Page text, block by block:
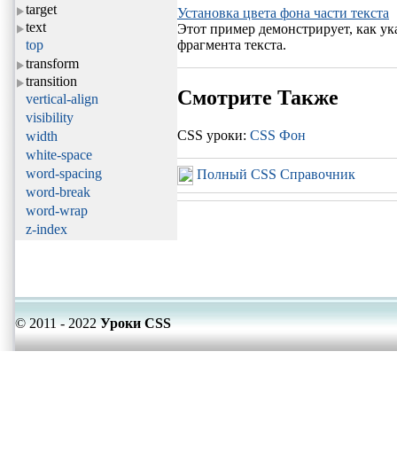
target
text
top
transform
transition
vertical-align
visibility
width
white-space
word-spacing
word-break
word-wrap
z-index
Установка цвета фона части текста
Этот пример демонстрирует, как
фрагмента текста.
Смотрите Также
CSS уроки: CSS Фон
Полный CSS Справочник
© 2011 - 2022Уроки CSS